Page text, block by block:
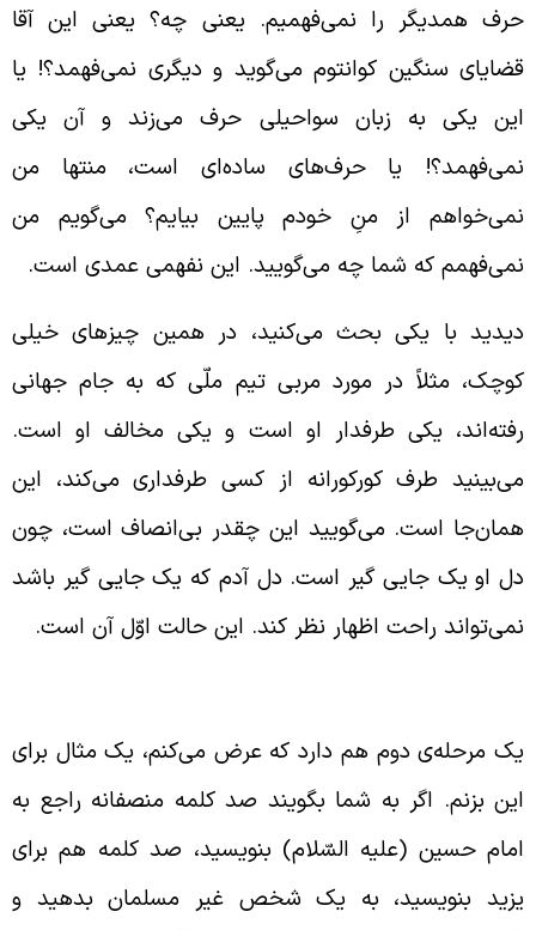
همدیگر را نمی‌فهمیم. یعنی چه؟ یعنی این آقا
سنگین کوانتوم می‌گوید و دیگری نمی‌فهمد؟! یا
یکی به زبان سواحیلی حرف می‌زند و آن یکی
یا حرف‌های ساده‌ای است، منتها من
از منِ خودم پایین بیایم؟ می‌گویم من
که شما چه می‌گویید. این نفهمی عمدی است.
با یکی بحث می‌کنید، در همین چیزهای خیلی
مثلاً در مورد مربی تیم ملّی که به جام جهانی
یکی طرفدار او است و یکی مخالف او است.
طرف کورکورانه از کسی طرفداری می‌کند، این
است. می‌گویید این چقدر بی‌انصاف است، چون
او یک جایی گیر است. دل آدم که یک جایی گیر باشد
راحت اظهار نظر کند. این حالت اوّل آن است.
مرحله‌ی دوم هم دارد که عرض می‌کنم، یک مثال برای
بزنم. اگر به شما بگویند صد کلمه منصفانه راجع به
حسین (علیه السّلام) بنویسید، صد کلمه هم برای
بنویسید، به یک شخص غیر مسلمان بدهید و